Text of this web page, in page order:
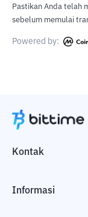
Pastikan Anda telah
sebelum memulai
Powered by:
Kontak
Informasi